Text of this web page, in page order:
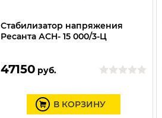
Стабилизатор напряжения
Ресанта АСН- 15 000/3-Ц
47150 руб.
В КОРЗИНУ